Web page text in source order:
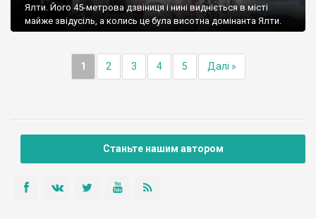
Ялти. Його 45-метрова дзвіниця і нині видніється в місті
майже звідусіль, а колись це була висотна домінанта Ялти.
1 2 3 4 5 Далі »
Станьте нашим автором